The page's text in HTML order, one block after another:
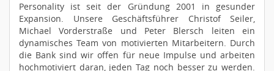
Personality ist seit der Gründung 2001 in gesunder
Expansion. Unsere Geschäftsführer Christof Seiler,
Michael Vorderstraße und Peter Blersch leiten ein
dynamisches Team von motivierten Mitarbeitern. Durch
die Bank sind wir offen für neue Impulse und arbeiten
hochmotiviert daran, jeden Tag noch besser zu werden.